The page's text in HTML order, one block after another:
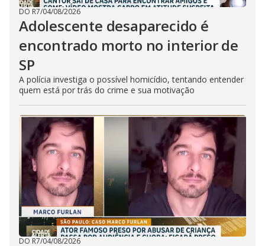
DO R7/04/08/2026
Adolescente desaparecido é
encontrado morto no interior de
SP
A polícia investiga o possível homicídio, tentando entender
quem está por trás do crime e sua motivação
DO R7/04/08/2026